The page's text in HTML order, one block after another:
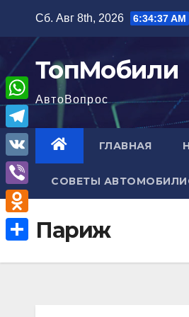
содержимому
Сб. Авг 8th, 2026 6:34:38 AM
ТопМобили
АвтоВопрос
ГЛАВНАЯ
СОВЕТЫ
Париж
W
h
a
A
T
e
l
e
g
V
K
V
i
b
e
O